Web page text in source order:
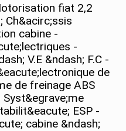
fiat 2,2
Ch&acirc;ssis
cabine -
-
V.E &ndash; F.C -
de
de freinage ABS
ESP -
cabine &ndash;